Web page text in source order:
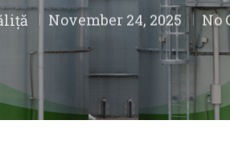
November 24, 2025 No